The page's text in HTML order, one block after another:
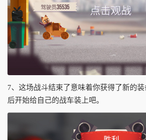
7、这场战斗结束了意味着你获得了新的装
后开始给自己的战车装上吧。